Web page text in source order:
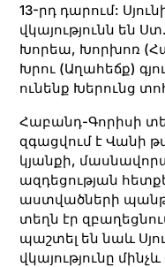
13-րդ դարում:
վկայությունն են
Խորեա, Խորխոռ
Խրու (Աղահեճք)
ունենք Խերունց
Հաբանդ-Գորիսի
զգացվում է Վանի
կյանքի,
ազդեցության
աստվածների
տեղն էր
պաշտել են նաև
վկայությունը